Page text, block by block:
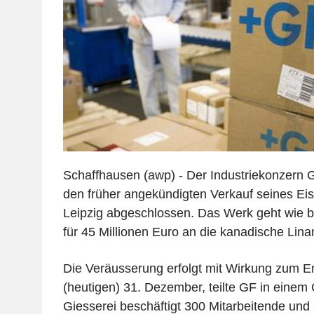
Schaffhausen (awp) - Der Industriekonzern
den früher angekündigten Verkauf seines
Leipzig abgeschlossen. Das Werk geht wie
für 45 Millionen Euro an die kanadische
Die Veräusserung erfolgt mit Wirkung zum
(heutigen) 31. Dezember, teilte GF in einem
Giesserei beschäftigt 300 Mitarbeitende